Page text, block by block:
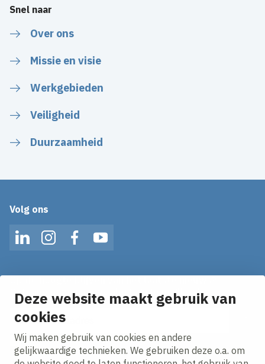
Deze website maakt gebruik van
cookies
Wij maken gebruik van cookies en andere
gelijkwaardige technieken. We gebruiken deze o.a. om
Snel naar
Over ons
Missie en visie
Werkgebieden
Veiligheid
Duurzaamheid
Volg ons
LinkedInInstagramFacebookYouTube
Ontvang onze nieuws alerts in je mailbox!
E-mailadres
Ik ga akkoord met hetprivacy statement.